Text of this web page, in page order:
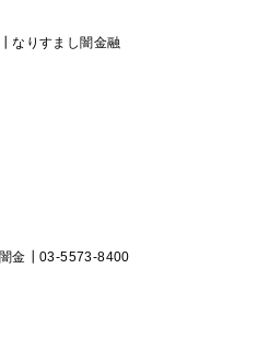
なりすまし闇金融
金┃03-5573-8400